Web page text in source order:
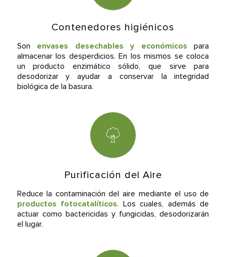
Contenedores higiénicos
Son envases desechables y económicos para
almacenar los desperdicios. En los mismos se coloca
un producto enzimático sólido, que sirve para
desodorizar y ayudar a conservar la integridad
biológica de la basura.
Purificación del Aire
Reduce la contaminación del aire mediante el uso de
productos fotocatalíticos. Los cuales, además de
actuar como bactericidas y fungicidas, desodorizarán
el lugar.